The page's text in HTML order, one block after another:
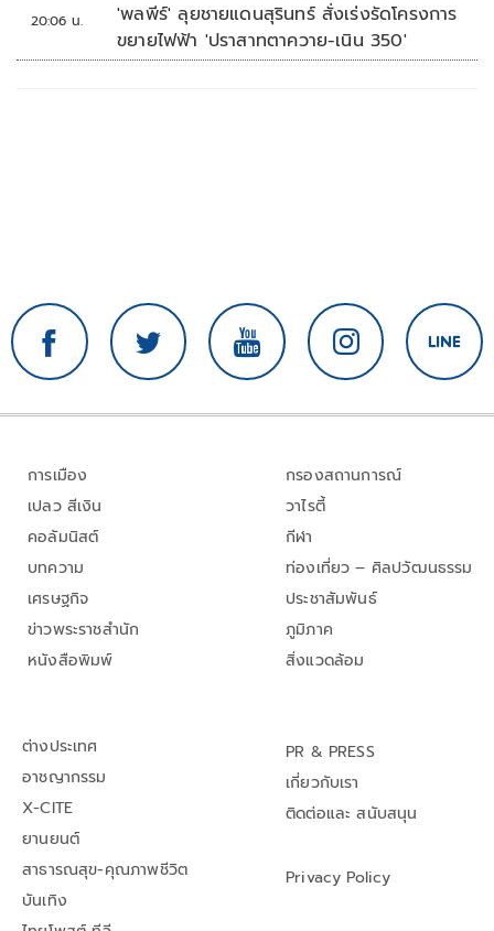
20:06 น.
'พลพีร์' ลุยชายแดนสุรินทร์ สั่งเร่งรัดโครงการ
ขยายไฟฟ้า 'ปราสาทตาควาย-เนิน 350'
การเมือง
เปลว สีเงิน
คอลัมนิสต์
บทความ
เศรษฐกิจ
ข่าวพระราชสำนัก
หนังสือพิมพ์
กรองสถานการณ์
วาไรตี้
กีฬา
ท่องเที่ยว – ศิลปวัฒนธรรม
ประชาสัมพันธ์
ภูมิภาค
สิ่งแวดล้อม
ต่างประเทศ
อาชญากรรม
X-CITE
ยานยนต์
สาธารณสุข-คุณภาพชีวิต
บันเทิง
PR & PRESS
เกี่ยวกับเรา
ติดต่อและ สนับสนุน
Privacy Policy